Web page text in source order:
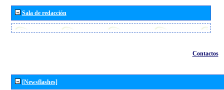
Sala de redacción
Contactos
[Newsflashes]